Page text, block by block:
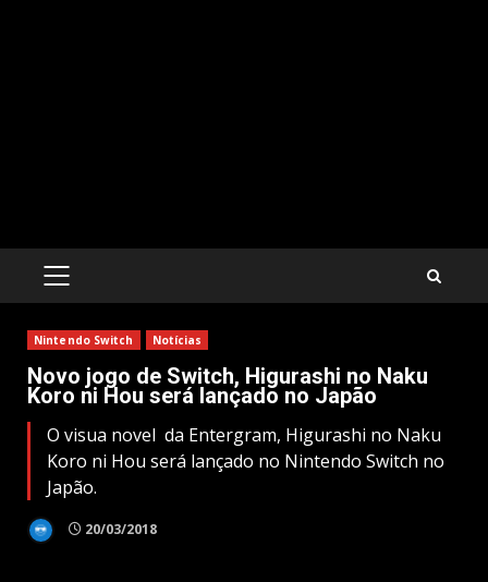
PRIMARY
Nintendo Switch Notícias
Novo jogo de Switch, Higurashi no Naku
Koro ni Hou será lançado no Japão
O visua novel da Entergram, Higurashi no Naku
Koro ni Hou será lançado no Nintendo Switch no
Japão.
20/03/2018